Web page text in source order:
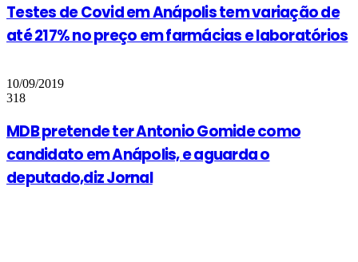
Testes de Covid em Anápolis tem variação de
até 217% no preço em farmácias e laboratórios
10/09/2019
318
MDB pretende ter Antonio Gomide como
candidato em Anápolis, e aguarda o
deputado,diz Jornal